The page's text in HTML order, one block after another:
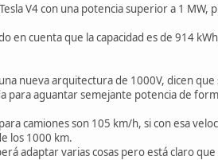
V4 con una potencia superior a 1
en cuenta que la capacidad es de 914
nueva arquitectura de 1000V, dicen
para aguantar semejante potencia de
camiones son 105 km/h, si con esa
los 1000 km.
adaptar varias cosas pero está claro